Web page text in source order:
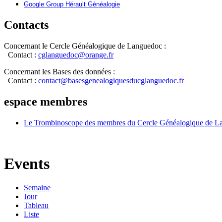
Google Group Hérault Généalogie
Contacts
Concernant le Cercle Généalogique de Languedoc :
Contact : cglanguedoc@orange.fr
Concernant les Bases des données :
Contact : contact@basesgenealogiquesducglanguedoc.fr
espace membres
Le Trombinoscope des membres du Cercle Généalogique de
Events
Semaine
Jour
Tableau
Liste